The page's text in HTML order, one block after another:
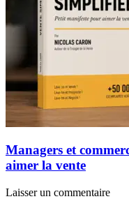
Managers et
aimer la vente
Laisser un commentaire